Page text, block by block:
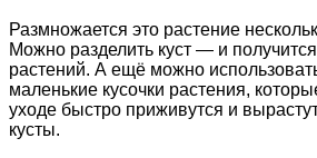
Размножается это растение
Можно разделить куст — и
растений. А ещё можно
маленькие кусочки растения,
уходе быстро приживутся и
кусты.